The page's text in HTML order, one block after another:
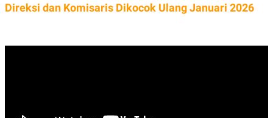
Direksi dan Komisaris Dikocok Ulang Januari 2026